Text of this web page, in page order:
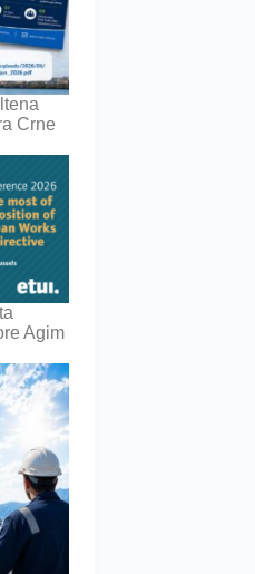
Crne
Agim